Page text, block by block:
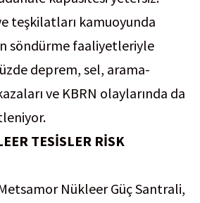
teşkilatları kamuoyunda
söndürme faaliyetleriyle
deprem, sel, arama-
ve KBRN olaylarında da
TESİSLER RİSK
Nükleer Güç Santrali,